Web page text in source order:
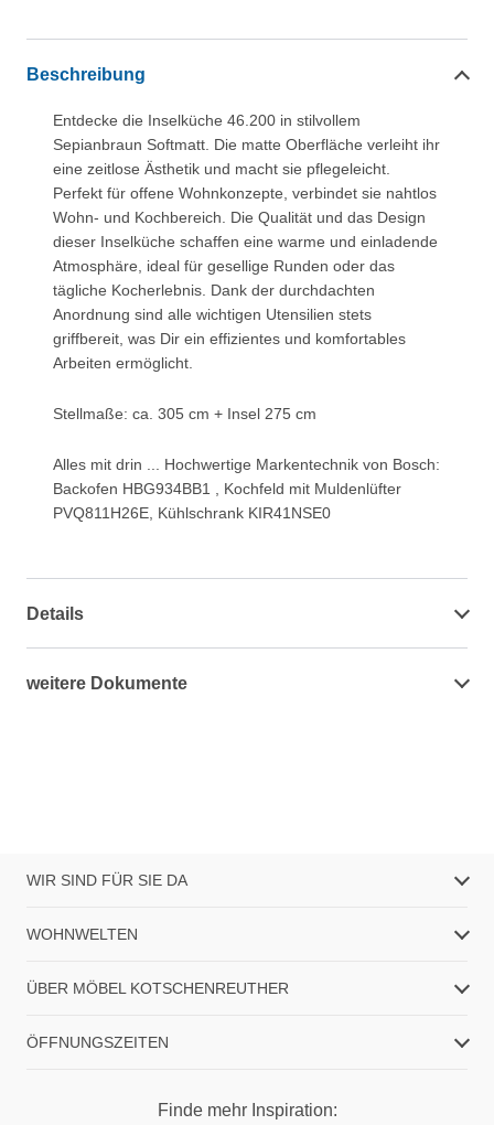
Beschreibung
Entdecke die Inselküche 46.200 in stilvollem
Sepianbraun Softmatt. Die matte Oberfläche verleiht ihr
eine zeitlose Ästhetik und macht sie pflegeleicht.
Perfekt für offene Wohnkonzepte, verbindet sie nahtlos
Wohn- und Kochbereich. Die Qualität und das Design
dieser Inselküche schaffen eine warme und einladende
Atmosphäre, ideal für gesellige Runden oder das
tägliche Kocherlebnis. Dank der durchdachten
Anordnung sind alle wichtigen Utensilien stets
griffbereit, was Dir ein effizientes und komfortables
Arbeiten ermöglicht.
Stellmaße: ca. 305 cm + Insel 275 cm
Alles mit drin ... Hochwertige Markentechnik von Bosch:
Backofen HBG934BB1 , Kochfeld mit Muldenlüfter
PVQ811H26E, Kühlschrank KIR41NSE0
Details
weitere Dokumente
WIR SIND FÜR SIE DA
WOHNWELTEN
ÜBER MÖBEL KOTSCHENREUTHER
ÖFFNUNGSZEITEN
Finde mehr Inspiration: